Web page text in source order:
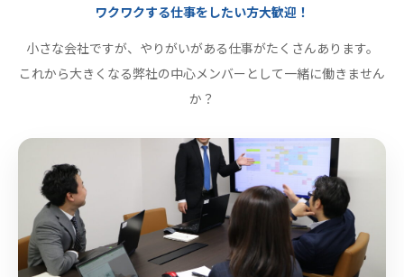
ワクワクする仕事をしたい方大歓迎！
小さな会社ですが、やりがいがある仕事がたくさんあります。
これから大きくなる弊社の中心メンバーとして一緒に働きません
か？